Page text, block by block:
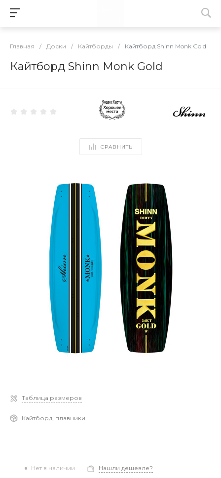
Главная / Доски / Кайтборды / Кайтборд Shinn Monk Gold
Кайтборд Shinn Monk Gold
СРАВНИТЬ
Таблица размеров
Кайтборд, плавники
Нет в наличии Нашли дешевле?